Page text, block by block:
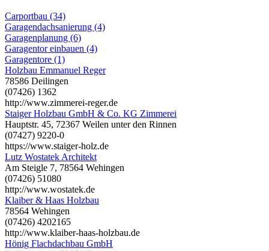
Carportbau (34)
Garagendachsanierung (4)
Garagenplanung (6)
Garagentor einbauen (4)
Garagentore (1)
Holzbau Emmanuel Reger
78586 Deilingen
(07426) 1362
http://www.zimmerei-reger.de
Staiger Holzbau GmbH & Co. KG Zimmerei
Hauptstr. 45, 72367 Weilen unter den Rinnen
(07427) 9220-0
https://www.staiger-holz.de
Lutz Wostatek Architekt
Am Steigle 7, 78564 Wehingen
(07426) 51080
http://www.wostatek.de
Klaiber & Haas Holzbau
78564 Wehingen
(07426) 4202165
http://www.klaiber-haas-holzbau.de
Hönig Flachdachbau GmbH